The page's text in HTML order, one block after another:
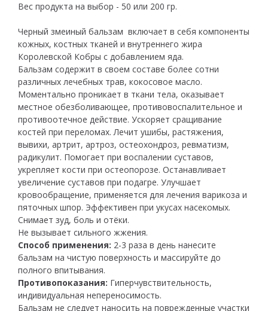
Вес продукта на выбор - 50 или 200 гр.
Черный змеиный бальзам включает в себя компоненты
кожных, костных тканей и внутреннего жира
Королевской Кобры с добавлением яда.
Бальзам содержит в своем составе более сотни
различных лечебных трав, кокосовое масло.
Моментально проникает в ткани тела, оказывает
местное обезболивающее, противовоспалительное и
противоотечное действие. Ускоряет сращивание
костей при переломах. Лечит ушибы, растяжения,
вывихи, артрит, артроз, остеохондроз, ревматизм,
радикулит. Помогает при воспалении суставов,
укрепляет кости при остеопорозе. Останавливает
увеличение суставов при подагре. Улучшает
кровообращение, применяется для лечения варикоза и
пяточных шпор. Эффективен при укусах насекомых.
Снимает зуд, боль и отёки.
Не вызывает сильного жжения.
Способ применения: 2-3 раза в день нанесите
бальзам на чистую поверхность и массируйте до
полного впитывания.
Противопоказания: Гиперчувствительность,
индивидуальная непереносимость.
Бальзам не следует наносить на поврежденные участки